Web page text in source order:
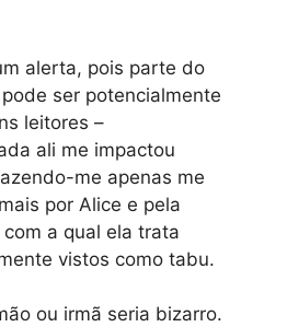
alerta, pois parte do
ser potencialmente
leitores –
ali me impactou
me apenas me
por Alice e pela
a qual ela trata
vistos como tabu.
ou irmã seria bizarro.